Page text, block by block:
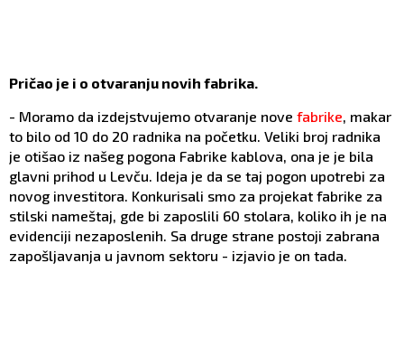
Pričao je i o otvaranju novih fabrika.
- Moramo da izdejstvujemo otvaranje nove fabrike , makar
to bilo od 10 do 20 radnika na početku. Veliki broj radnika
je otišao iz našeg pogona Fabrike kablova, ona je je bila
glavni prihod u Levču. Ideja je da se taj pogon upotrebi za
novog investitora. Konkurisali smo za projekat fabrike za
stilski nameštaj, gde bi zaposlili 60 stolara, koliko ih je na
evidenciji nezaposlenih. Sa druge strane postoji zabrana
zapošljavanja u javnom sektoru - izjavio je on tada.